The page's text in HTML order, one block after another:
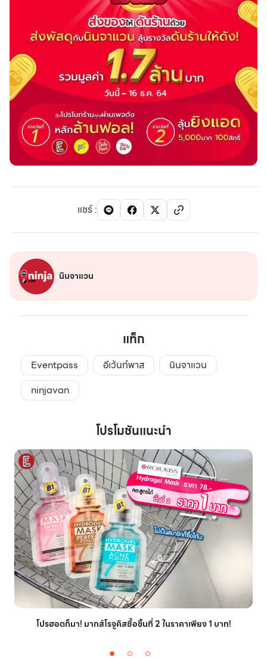
แชร์:
นินจาแวน
แท็ก
Eventpass อีเว้นท์พาส
นินจาแวน
ninjavan
โปรโมชันแนะนำ
โปรฮอตก็มา! มากส์โรจูคิสซื้อชิ้นที่ 2 ในราคาเพียง 1 บาท!